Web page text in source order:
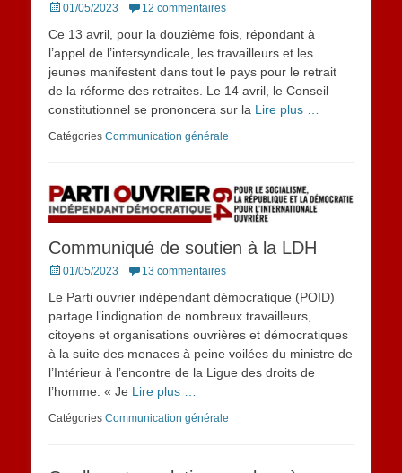
Posted
01/05/2023 12 commentaires
Ce 13 avril, pour la douzième fois, répondant à
l’appel de l’intersyndicale, les travailleurs et les
jeunes manifestent dans tout le pays pour le retrait
de la réforme des retraites. Le 14 avril, le Conseil
constitutionnel se prononcera sur la Lire plus …
Catégories Communication générale
Communiqué de soutien à la LDH
Posted
01/05/2023 13 commentaires
Le Parti ouvrier indépendant démocratique (POID)
partage l’indignation de nombreux travailleurs,
citoyens et organisations ouvrières et démocratiques
à la suite des menaces à peine voilées du ministre de
l’Intérieur à l’encontre de la Ligue des droits de
l’homme. « Je Lire plus …
Catégories Communication générale